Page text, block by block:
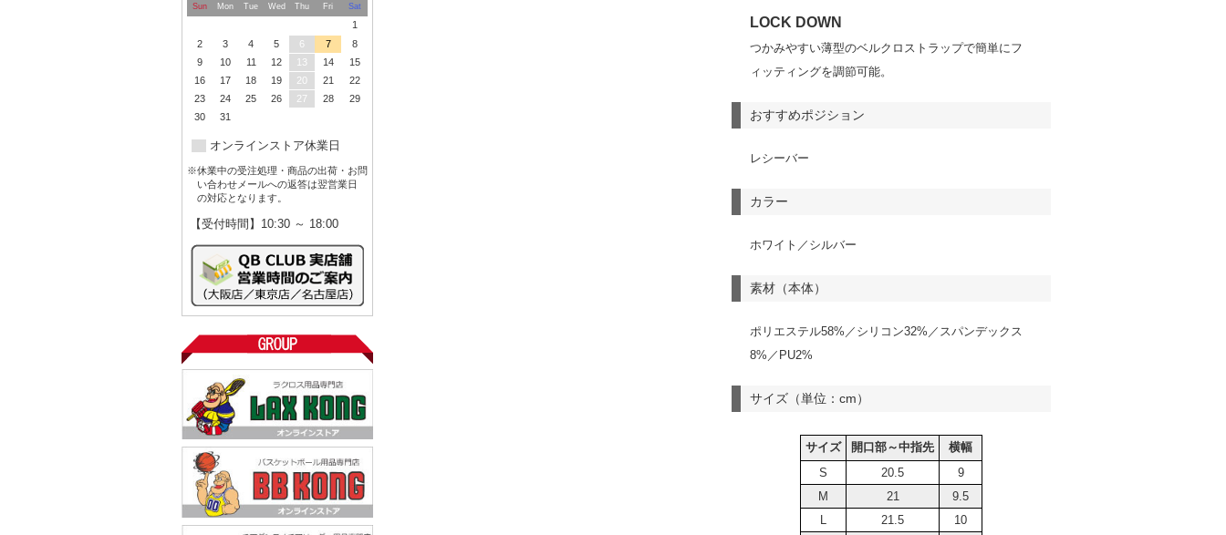
Sun Mon Tue Wed Thu Fri Sat
1
2
3 4 5 6 7
8
9
10 11 12 13 14
15
16
17 18 19 20 21
22
23
24 25 26 27 28
29
30
31
オンラインストア休業日
※休業中の受注処理・商品の出荷・お問
い合わせメールへの返答は翌営業日
の対応となります。
【受付時間】10:30 ～ 18:00
LOCK DOWN
つかみやすい薄型のベルクロストラップで簡単にフ
ィッティングを調節可能。
おすすめポジション
レシーバー
カラー
ホワイト／シルバー
素材（本体）
ポリエステル58%／シリコン32%／スパンデックス
8%／PU2%
サイズ（単位：cm）
サイズ 開口部～中指先
横幅
S
20.5
9
M
21
9.5
L
21.5
10